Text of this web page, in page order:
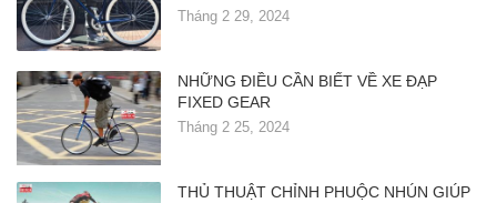
Tháng 2 29, 2024
NHỮNG ĐIỀU CẦN BIẾT VỀ XE ĐẠP
FIXED GEAR
Tháng 2 25, 2024
THỦ THUẬT CHỈNH PHUỘC NHÚN GIÚP